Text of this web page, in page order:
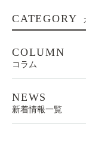
CATEGORY
COLUMN
コラム
NEWS
新着情報一覧